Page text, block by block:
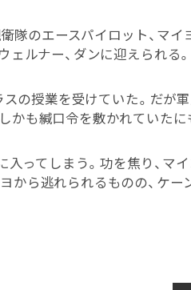
隊のエースパイロット、マイ
ェルナー、ダンに迎えられる
の授業を受けていた。だが
かも緘口令を敷かれていたに
ってしまう。功を焦り、マ
から逃れられるものの、ケー